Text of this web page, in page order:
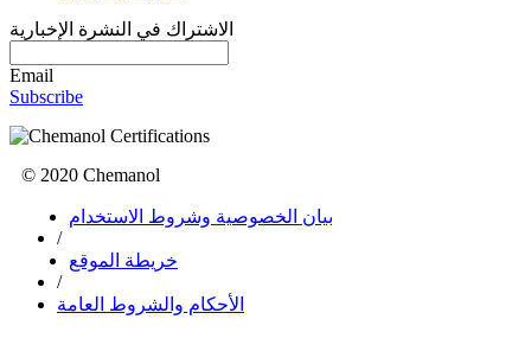
الاشتراك في النشرة الإخبارية
Email
Subscribe
© 2020 Chemanol
بيان الخصوصية وشروط الاستخدام
/
خريطة الموقع
/
الأحكام والشروط العامة